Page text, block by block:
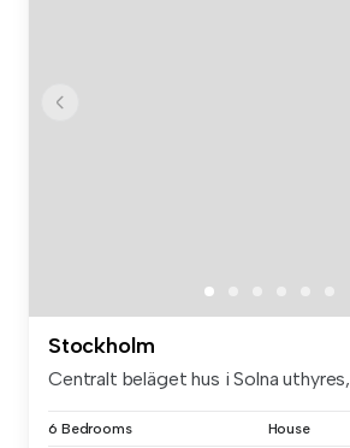
Stockholm
Centralt beläget hus i Solna uthyres,
6 Bedrooms House